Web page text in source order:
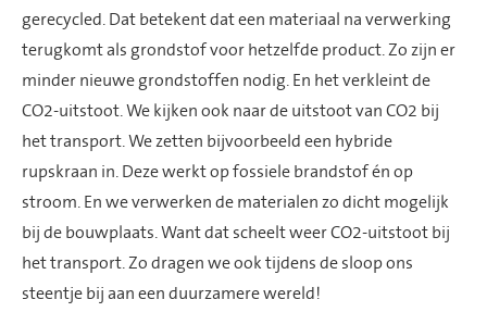
gerecycled. Dat betekent dat een materiaal na verwerking
terugkomt als grondstof voor hetzelfde product.Zo zijn er
minder nieuwe grondstoffen nodig. En het verkleint de
CO2-uitstoot.We kijken ook naar de uitstoot van CO2 bij
het transport. We zetten bijvoorbeeld een hybride
rupskraan in. Deze werkt op fossiele brandstof én op
stroom. En we verwerken de materialen zo dicht mogelijk
bij de bouwplaats. Want dat scheelt weer CO2-uitstoot bij
het transport. Zo dragen we ook tijdens de sloop ons
steentje bij aan een duurzamere wereld!